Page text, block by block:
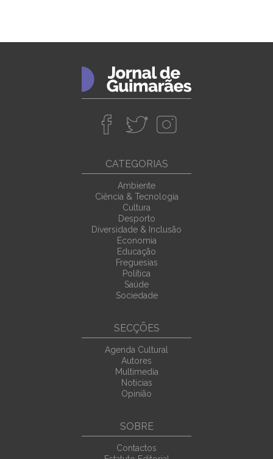
CATEGORIAS
Ambiente
Ciência & Tecnologia
Cultura
Desporto
Diversidade & Inclusão
Economia
Educação
Freguesias
Política
Saúde
Sociedade
SECÇÕES
Agenda Cultural
Autores
Multimedia
Noticias
Opinião
SOBRE
Contactos